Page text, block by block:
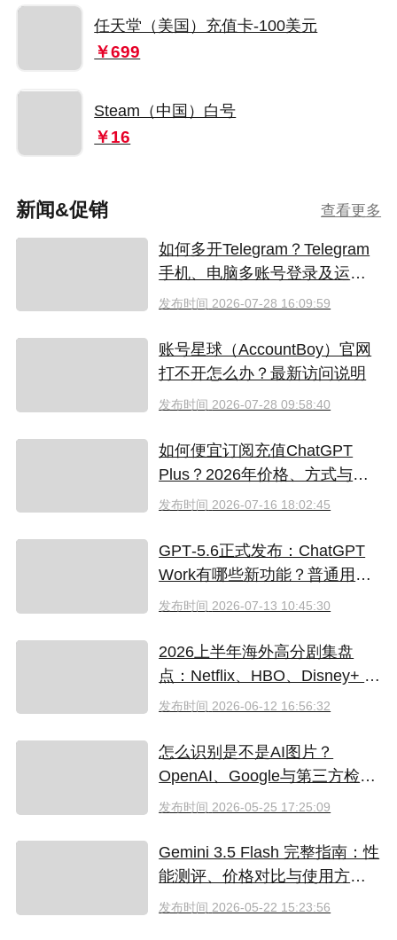
任天堂（美国）充值卡-100美元
￥699
Steam（中国）白号
￥16
新闻&促销 查看更多
如何多开Telegram？Telegram
手机、电脑多账号登录及运营
指南
发布时间 2026-07-28 16:09:59
账号星球（AccountBoy）官网
打不开怎么办？最新访问说明
发布时间 2026-07-28 09:58:40
如何便宜订阅充值ChatGPT
Plus？2026年价格、方式与避
坑指南
发布时间 2026-07-16 18:02:45
GPT‑5.6正式发布：ChatGPT
Work有哪些新功能？普通用户
值得升级吗
发布时间 2026-07-13 10:45:30
2026上半年海外高分剧集盘
点：Netflix、HBO、Disney+ 哪
些爆款必追？（附国内超划算
发布时间 2026-06-12 16:56:32
怎么识别是不是AI图片？
OpenAI、Google与第三方检测
工具对比
发布时间 2026-05-25 17:25:09
Gemini 3.5 Flash 完整指南：性
能测评、价格对比与使用方法
（2026）
发布时间 2026-05-22 15:23:56